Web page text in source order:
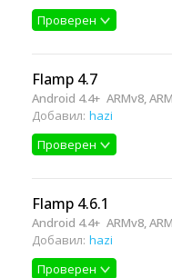
Проверен
Flamp 4.7
Android 4.4+ ARMv8,
Добавил: hazi
Проверен
Flamp 4.6.1
Android 4.4+ ARMv8,
Добавил: hazi
Проверен